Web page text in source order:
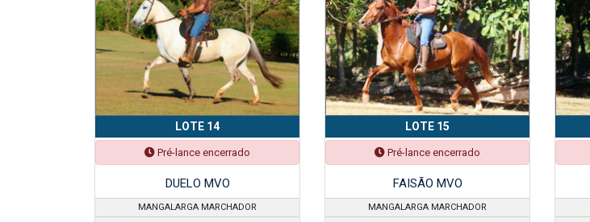
LOTE 14
Pré-lance encerrado
DUELO MVO
MANGALARGA MARCHADOR
LOTE 15
Pré-lance encerrado
FAISÃO MVO
MANGALARGA MARCHADOR